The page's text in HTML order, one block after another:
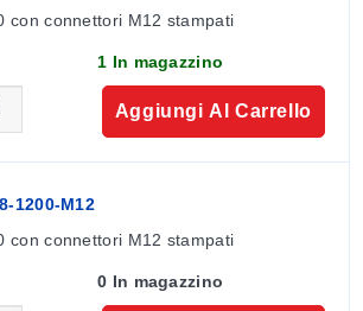
anziché 50°C (122°F)]
fabbrica:
0 a 150°C (32 a
>21 mA (upscale)
è compatibile con tutti i sensori
europea "-2".
di parte specifica il cablaggio.
con connettori M12 stampati
1 In magazzino
Aggiungi Al Carrello
1200-M12
con connettori M12 stampati
0 In magazzino